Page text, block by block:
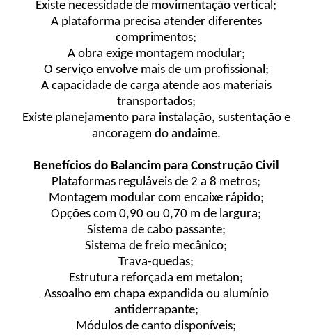
Existe necessidade de movimentação vertical;
A plataforma precisa atender diferentes
comprimentos;
A obra exige montagem modular;
O serviço envolve mais de um profissional;
A capacidade de carga atende aos materiais
transportados;
Existe planejamento para instalação, sustentação e
ancoragem do andaime.
Benefícios do Balancim para Construção Civil
Plataformas reguláveis de 2 a 8 metros;
Montagem modular com encaixe rápido;
Opções com 0,90 ou 0,70 m de largura;
Sistema de cabo passante;
Sistema de freio mecânico;
Trava-quedas;
Estrutura reforçada em metalon;
Assoalho em chapa expandida ou alumínio
antiderrapante;
Módulos de canto disponíveis;